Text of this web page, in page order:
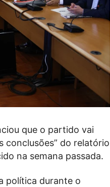
que o partido vai
conclusões” do relatório
na semana passada.
política durante o